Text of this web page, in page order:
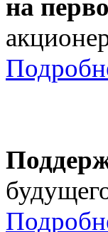
на